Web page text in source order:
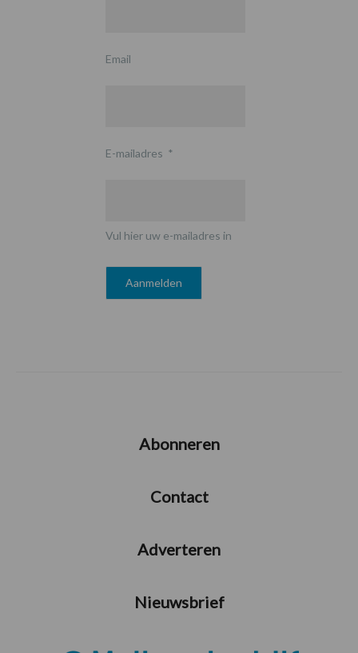
Email
E-mailadres *
Vul hier uw e-mailadres in
Abonneren
Contact
Adverteren
Nieuwsbrief